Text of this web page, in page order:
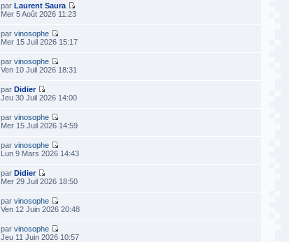
parLaurent Saura
Mer 5 Août 2026 11:23
parvinosophe
Mer 15 Juil 2026 15:17
parvinosophe
Ven 10 Juil 2026 18:31
parDidier
Jeu 30 Juil 2026 14:00
parvinosophe
Mer 15 Juil 2026 14:59
parvinosophe
Lun 9 Mars 2026 14:43
parDidier
Mer 29 Juil 2026 18:50
parvinosophe
Ven 12 Juin 2026 20:48
parvinosophe
Jeu 11 Juin 2026 10:57